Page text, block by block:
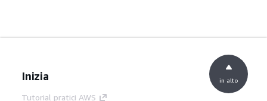
Inizia
Tutorial pratici AWS
in alto